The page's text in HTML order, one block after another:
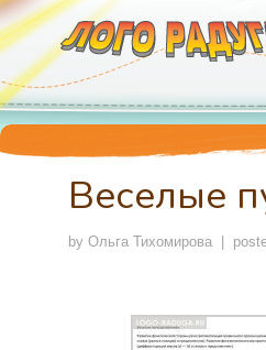
Веселые
by Ольга Тихомирова |